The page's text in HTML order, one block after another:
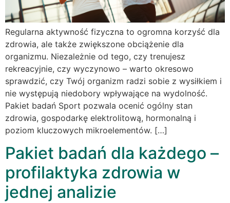
Regularna aktywność fizyczna to ogromna korzyść dla
zdrowia, ale także zwiększone obciążenie dla
organizmu. Niezależnie od tego, czy trenujesz
rekreacyjnie, czy wyczynowo – warto okresowo
sprawdzić, czy Twój organizm radzi sobie z wysiłkiem i
nie występują niedobory wpływające na wydolność.
Pakiet badań Sport pozwala ocenić ogólny stan
zdrowia, gospodarkę elektrolitową, hormonalną i
poziom kluczowych mikroelementów. […]
Pakiet badań dla każdego –
profilaktyka zdrowia w
jednej analizie